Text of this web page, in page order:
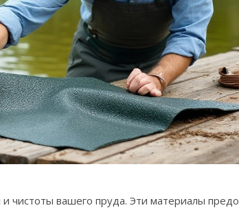
чистоты вашего пруда. Эти материалы